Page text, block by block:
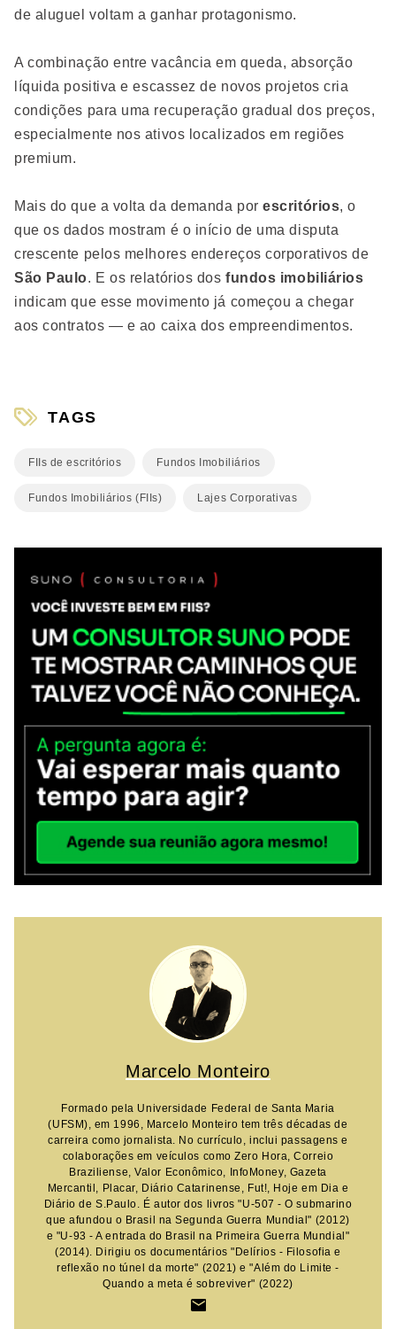
de aluguel voltam a ganhar protagonismo.
A combinação entre vacância em queda, absorção
líquida positiva e escassez de novos projetos cria
condições para uma recuperação gradual dos preços,
especialmente nos ativos localizados em regiões
premium.
Mais do que a volta da demanda porescritórios, o
que os dados mostram é o início de uma disputa
crescente pelos melhores endereços corporativos de
São Paulo. E os relatórios dosfundos imobiliários
indicam que esse movimento já começou a chegar
aos contratos — e ao caixa dos empreendimentos.
TAGS
FIIs de escritórios Fundos Imobiliários
Fundos Imobiliários (FIIs) Lajes Corporativas
Marcelo Monteiro
Formado pela Universidade Federal de Santa Maria
(UFSM), em 1996, Marcelo Monteiro tem três décadas de
carreira como jornalista. No currículo, inclui passagens e
colaborações em veículos como Zero Hora, Correio
Braziliense, Valor Econômico, InfoMoney, Gazeta
Mercantil, Placar, Diário Catarinense, Fut!, Hoje em Dia e
Diário de S.Paulo. É autor dos livros "U-507 - O submarino
que afundou o Brasil na Segunda Guerra Mundial" (2012)
e "U-93 - A entrada do Brasil na Primeira Guerra Mundial"
(2014). Dirigiu os documentários "Delírios - Filosofia e
reflexão no túnel da morte" (2021) e "Além do Limite -
Quando a meta é sobreviver" (2022)